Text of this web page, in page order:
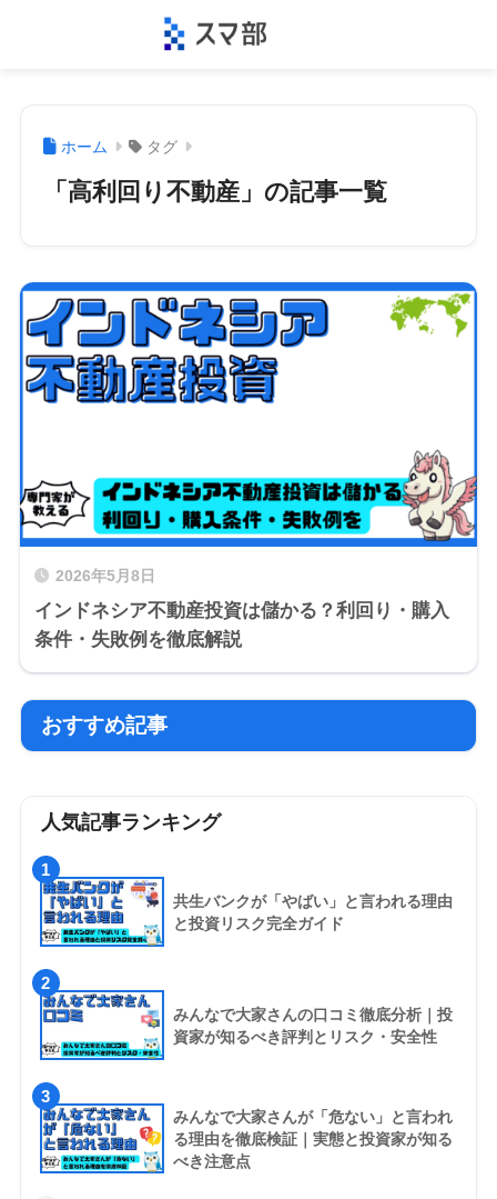
ホーム タグ
「高利回り不動産」の記事一覧
2026年5月8日
インドネシア不動産投資は儲かる？利回り・購入
条件・失敗例を徹底解説
おすすめ記事
人気記事ランキング
1
共生バンクが「やばい」と言われる理由
と投資リスク完全ガイド
2
みんなで大家さんの口コミ徹底分析｜投
資家が知るべき評判とリスク・安全性
3
みんなで大家さんが「危ない」と言われ
る理由を徹底検証｜実態と投資家が知る
べき注意点